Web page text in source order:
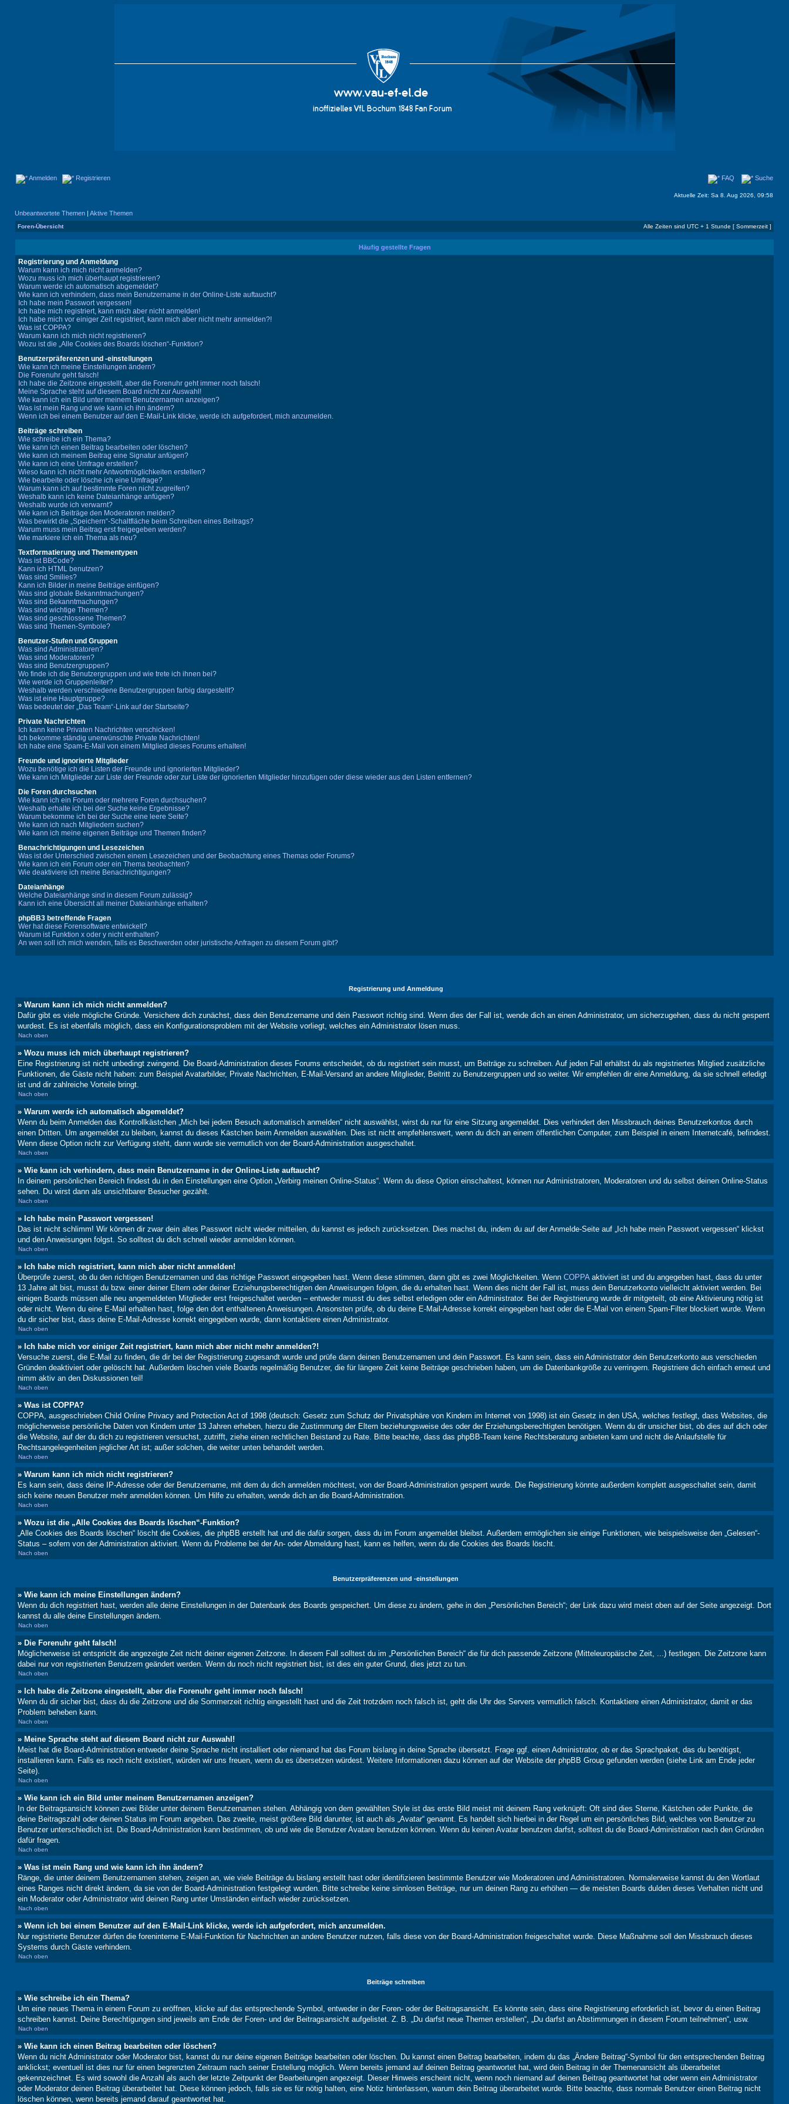
Anmelden Registrieren FAQ Suche
Aktuelle Zeit: Sa 8. Aug 2026, 09:58
Unbeantwortete Themen | Aktive Themen
Foren-Übersicht Alle Zeiten sind UTC + 1 Stunde [ Sommerzeit ]
Häufig gestellte Fragen
Registrierung und Anmeldung
Warum kann ich mich nicht anmelden?
Wozu muss ich mich überhaupt registrieren?
Warum werde ich automatisch abgemeldet?
Wie kann ich verhindern, dass mein Benutzername in der Online-Liste auftaucht?
Ich habe mein Passwort vergessen!
Ich habe mich registriert, kann mich aber nicht anmelden!
Ich habe mich vor einiger Zeit registriert, kann mich aber nicht mehr anmelden?!
Was ist COPPA?
Warum kann ich mich nicht registrieren?
Wozu ist die „Alle Cookies des Boards löschen“-Funktion?
Benutzerpräferenzen und -einstellungen
Wie kann ich meine Einstellungen ändern?
Die Forenuhr geht falsch!
Ich habe die Zeitzone eingestellt, aber die Forenuhr geht immer noch falsch!
Meine Sprache steht auf diesem Board nicht zur Auswahl!
Wie kann ich ein Bild unter meinem Benutzernamen anzeigen?
Was ist mein Rang und wie kann ich ihn ändern?
Wenn ich bei einem Benutzer auf den E-Mail-Link klicke, werde ich aufgefordert, mich anzumelden.
Beiträge schreiben
Wie schreibe ich ein Thema?
Wie kann ich einen Beitrag bearbeiten oder löschen?
Wie kann ich meinem Beitrag eine Signatur anfügen?
Wie kann ich eine Umfrage erstellen?
Wieso kann ich nicht mehr Antwortmöglichkeiten erstellen?
Wie bearbeite oder lösche ich eine Umfrage?
Warum kann ich auf bestimmte Foren nicht zugreifen?
Weshalb kann ich keine Dateianhänge anfügen?
Weshalb wurde ich verwarnt?
Wie kann ich Beiträge den Moderatoren melden?
Was bewirkt die „Speichern“-Schaltfläche beim Schreiben eines Beitrags?
Warum muss mein Beitrag erst freigegeben werden?
Wie markiere ich ein Thema als neu?
Textformatierung und Thementypen
Was ist BBCode?
Kann ich HTML benutzen?
Was sind Smilies?
Kann ich Bilder in meine Beiträge einfügen?
Was sind globale Bekanntmachungen?
Was sind Bekanntmachungen?
Was sind wichtige Themen?
Was sind geschlossene Themen?
Was sind Themen-Symbole?
Benutzer-Stufen und Gruppen
Was sind Administratoren?
Was sind Moderatoren?
Was sind Benutzergruppen?
Wo finde ich die Benutzergruppen und wie trete ich ihnen bei?
Wie werde ich Gruppenleiter?
Weshalb werden verschiedene Benutzergruppen farbig dargestellt?
Was ist eine Hauptgruppe?
Was bedeutet der „Das Team“-Link auf der Startseite?
Private Nachrichten
Ich kann keine Privaten Nachrichten verschicken!
Ich bekomme ständig unerwünschte Private Nachrichten!
Ich habe eine Spam-E-Mail von einem Mitglied dieses Forums erhalten!
Freunde und ignorierte Mitglieder
Wozu benötige ich die Listen der Freunde und ignorierten Mitglieder?
Wie kann ich Mitglieder zur Liste der Freunde oder zur Liste der ignorierten Mitglieder hinzufügen oder diese wieder aus den Listen entfernen?
Die Foren durchsuchen
Wie kann ich ein Forum oder mehrere Foren durchsuchen?
Weshalb erhalte ich bei der Suche keine Ergebnisse?
Warum bekomme ich bei der Suche eine leere Seite?
Wie kann ich nach Mitgliedern suchen?
Wie kann ich meine eigenen Beiträge und Themen finden?
Benachrichtigungen und Lesezeichen
Was ist der Unterschied zwischen einem Lesezeichen und der Beobachtung eines Themas oder Forums?
Wie kann ich ein Forum oder ein Thema beobachten?
Wie deaktiviere ich meine Benachrichtigungen?
Dateianhänge
Welche Dateianhänge sind in diesem Forum zulässig?
Kann ich eine Übersicht all meiner Dateianhänge erhalten?
phpBB3 betreffende Fragen
Wer hat diese Forensoftware entwickelt?
Warum ist Funktion x oder y nicht enthalten?
An wen soll ich mich wenden, falls es Beschwerden oder juristische Anfragen zu diesem Forum gibt?
Registrierung und Anmeldung
» Warum kann ich mich nicht anmelden?
Dafür gibt es viele mögliche Gründe. Versichere dich zunächst, dass dein Benutzername und dein Passwort richtig sind. Wenn dies der Fall ist, wende dich an einen Administrator, um sicherzugehen, dass du nicht gesperrt
wurdest. Es ist ebenfalls möglich, dass ein Konfigurationsproblem mit der Website vorliegt, welches ein Administrator lösen muss.
Nach oben
» Wozu muss ich mich überhaupt registrieren?
Eine Registrierung ist nicht unbedingt zwingend. Die Board-Administration dieses Forums entscheidet, ob du registriert sein musst, um Beiträge zu schreiben. Auf jeden Fall erhältst du als registriertes Mitglied zusätzliche
Funktionen, die Gäste nicht haben: zum Beispiel Avatarbilder, Private Nachrichten, E-Mail-Versand an andere Mitglieder, Beitritt zu Benutzergruppen und so weiter. Wir empfehlen dir eine Anmeldung, da sie schnell erledigt
ist und dir zahlreiche Vorteile bringt.
Nach oben
» Warum werde ich automatisch abgemeldet?
Wenn du beim Anmelden das Kontrollkästchen „Mich bei jedem Besuch automatisch anmelden“ nicht auswählst, wirst du nur für eine Sitzung angemeldet. Dies verhindert den Missbrauch deines Benutzerkontos durch
einen Dritten. Um angemeldet zu bleiben, kannst du dieses Kästchen beim Anmelden auswählen. Dies ist nicht empfehlenswert, wenn du dich an einem öffentlichen Computer, zum Beispiel in einem Internetcafé, befindest.
Wenn diese Option nicht zur Verfügung steht, dann wurde sie vermutlich von der Board-Administration ausgeschaltet.
Nach oben
» Wie kann ich verhindern, dass mein Benutzername in der Online-Liste auftaucht?
In deinem persönlichen Bereich findest du in den Einstellungen eine Option „Verbirg meinen Online-Status“. Wenn du diese Option einschaltest, können nur Administratoren, Moderatoren und du selbst deinen Online-Status
sehen. Du wirst dann als unsichtbarer Besucher gezählt.
Nach oben
» Ich habe mein Passwort vergessen!
Das ist nicht schlimm! Wir können dir zwar dein altes Passwort nicht wieder mitteilen, du kannst es jedoch zurücksetzen. Dies machst du, indem du auf der Anmelde-Seite auf „Ich habe mein Passwort vergessen“ klickst
und den Anweisungen folgst. So solltest du dich schnell wieder anmelden können.
Nach oben
» Ich habe mich registriert, kann mich aber nicht anmelden!
Überprüfe zuerst, ob du den richtigen Benutzernamen und das richtige Passwort eingegeben hast. Wenn diese stimmen, dann gibt es zwei Möglichkeiten. Wenn COPPAaktiviert ist und du angegeben hast, dass du unter
13 Jahre alt bist, musst du bzw. einer deiner Eltern oder deiner Erziehungsberechtigten den Anweisungen folgen, die du erhalten hast. Wenn dies nicht der Fall ist, muss dein Benutzerkonto vielleicht aktiviert werden. Bei
einigen Boards müssen alle neu angemeldeten Mitglieder erst freigeschaltet werden – entweder musst du dies selbst erledigen oder ein Administrator. Bei der Registrierung wurde dir mitgeteilt, ob eine Aktivierung nötig ist
oder nicht. Wenn du eine E-Mail erhalten hast, folge den dort enthaltenen Anweisungen. Ansonsten prüfe, ob du deine E-Mail-Adresse korrekt eingegeben hast oder die E-Mail von einem Spam-Filter blockiert wurde. Wenn
du dir sicher bist, dass deine E-Mail-Adresse korrekt eingegeben wurde, dann kontaktiere einen Administrator.
Nach oben
» Ich habe mich vor einiger Zeit registriert, kann mich aber nicht mehr anmelden?!
Versuche zuerst, die E-Mail zu finden, die dir bei der Registrierung zugesandt wurde und prüfe dann deinen Benutzernamen und dein Passwort. Es kann sein, dass ein Administrator dein Benutzerkonto aus verschieden
Gründen deaktiviert oder gelöscht hat. Außerdem löschen viele Boards regelmäßig Benutzer, die für längere Zeit keine Beiträge geschrieben haben, um die Datenbankgröße zu verringern. Registriere dich einfach erneut und
nimm aktiv an den Diskussionen teil!
Nach oben
» Was ist COPPA?
COPPA, ausgeschrieben Child Online Privacy and Protection Act of 1998 (deutsch: Gesetz zum Schutz der Privatsphäre von Kindern im Internet von 1998) ist ein Gesetz in den USA, welches festlegt, dass Websites, die
möglicherweise persönliche Daten von Kindern unter 13 Jahren erheben, hierzu die Zustimmung der Eltern beziehungsweise des oder der Erziehungsberechtigten benötigen. Wenn du dir unsicher bist, ob dies auf dich oder
die Website, auf der du dich zu registrieren versuchst, zutrifft, ziehe einen rechtlichen Beistand zu Rate. Bitte beachte, dass das phpBB-Team keine Rechtsberatung anbieten kann und nicht die Anlaufstelle für
Rechtsangelegenheiten jeglicher Art ist; außer solchen, die weiter unten behandelt werden.
Nach oben
» Warum kann ich mich nicht registrieren?
Es kann sein, dass deine IP-Adresse oder der Benutzername, mit dem du dich anmelden möchtest, von der Board-Administration gesperrt wurde. Die Registrierung könnte außerdem komplett ausgeschaltet sein, damit
sich keine neuen Benutzer mehr anmelden können. Um Hilfe zu erhalten, wende dich an die Board-Administration.
Nach oben
» Wozu ist die „Alle Cookies des Boards löschen“-Funktion?
„Alle Cookies des Boards löschen“ löscht die Cookies, die phpBB erstellt hat und die dafür sorgen, dass du im Forum angemeldet bleibst. Außerdem ermöglichen sie einige Funktionen, wie beispielsweise den „Gelesen“-
Status – sofern von der Administration aktiviert. Wenn du Probleme bei der An- oder Abmeldung hast, kann es helfen, wenn du die Cookies des Boards löscht.
Nach oben
Benutzerpräferenzen und -einstellungen
» Wie kann ich meine Einstellungen ändern?
Wenn du dich registriert hast, werden alle deine Einstellungen in der Datenbank des Boards gespeichert. Um diese zu ändern, gehe in den „Persönlichen Bereich“; der Link dazu wird meist oben auf der Seite angezeigt. Dort
kannst du alle deine Einstellungen ändern.
Nach oben
» Die Forenuhr geht falsch!
Möglicherweise ist entspricht die angezeigte Zeit nicht deiner eigenen Zeitzone. In diesem Fall solltest du im „Persönlichen Bereich“ die für dich passende Zeitzone (Mitteleuropäische Zeit, ...) festlegen. Die Zeitzone kann
dabei nur von registrierten Benutzern geändert werden. Wenn du noch nicht registriert bist, ist dies ein guter Grund, dies jetzt zu tun.
Nach oben
» Ich habe die Zeitzone eingestellt, aber die Forenuhr geht immer noch falsch!
Wenn du dir sicher bist, dass du die Zeitzone und die Sommerzeit richtig eingestellt hast und die Zeit trotzdem noch falsch ist, geht die Uhr des Servers vermutlich falsch. Kontaktiere einen Administrator, damit er das
Problem beheben kann.
Nach oben
» Meine Sprache steht auf diesem Board nicht zur Auswahl!
Meist hat die Board-Administration entweder deine Sprache nicht installiert oder niemand hat das Forum bislang in deine Sprache übersetzt. Frage ggf. einen Administrator, ob er das Sprachpaket, das du benötigst,
installieren kann. Falls es noch nicht existiert, würden wir uns freuen, wenn du es übersetzen würdest. Weitere Informationen dazu können auf der Website der phpBB Group gefunden werden (siehe Link am Ende jeder
Seite).
Nach oben
» Wie kann ich ein Bild unter meinem Benutzernamen anzeigen?
In der Beitragsansicht können zwei Bilder unter deinem Benutzernamen stehen. Abhängig von dem gewählten Style ist das erste Bild meist mit deinem Rang verknüpft: Oft sind dies Sterne, Kästchen oder Punkte, die
deine Beitragszahl oder deinen Status im Forum angeben. Das zweite, meist größere Bild darunter, ist auch als „Avatar“ genannt. Es handelt sich hierbei in der Regel um ein persönliches Bild, welches von Benutzer zu
Benutzer unterschiedlich ist. Die Board-Administration kann bestimmen, ob und wie die Benutzer Avatare benutzen können. Wenn du keinen Avatar benutzen darfst, solltest du die Board-Administration nach den Gründen
dafür fragen.
Nach oben
» Was ist mein Rang und wie kann ich ihn ändern?
Ränge, die unter deinem Benutzernamen stehen, zeigen an, wie viele Beiträge du bislang erstellt hast oder identifizieren bestimmte Benutzer wie Moderatoren und Administratoren. Normalerweise kannst du den Wortlaut
eines Ranges nicht direkt ändern, da sie von der Board-Administration festgelegt wurden. Bitte schreibe keine sinnlosen Beiträge, nur um deinen Rang zu erhöhen — die meisten Boards dulden dieses Verhalten nicht und
ein Moderator oder Administrator wird deinen Rang unter Umständen einfach wieder zurücksetzen.
Nach oben
» Wenn ich bei einem Benutzer auf den E-Mail-Link klicke, werde ich aufgefordert, mich anzumelden.
Nur registrierte Benutzer dürfen die foreninterne E-Mail-Funktion für Nachrichten an andere Benutzer nutzen, falls diese von der Board-Administration freigeschaltet wurde. Diese Maßnahme soll den Missbrauch dieses
Systems durch Gäste verhindern.
Nach oben
Beiträge schreiben
» Wie schreibe ich ein Thema?
Um eine neues Thema in einem Forum zu eröffnen, klicke auf das entsprechende Symbol, entweder in der Foren- oder der Beitragsansicht. Es könnte sein, dass eine Registrierung erforderlich ist, bevor du einen Beitrag
schreiben kannst. Deine Berechtigungen sind jeweils am Ende der Foren- und der Beitragsansicht aufgelistet. Z. B. „Du darfst neue Themen erstellen“, „Du darfst an Abstimmungen in diesem Forum teilnehmen“, usw.
Nach oben
» Wie kann ich einen Beitrag bearbeiten oder löschen?
Wenn du nicht Administrator oder Moderator bist, kannst du nur deine eigenen Beiträge bearbeiten oder löschen. Du kannst einen Beitrag bearbeiten, indem du das „Ändere Beitrag“-Symbol für den entsprechenden Beitrag
anklickst; eventuell ist dies nur für einen begrenzten Zeitraum nach seiner Erstellung möglich. Wenn bereits jemand auf deinen Beitrag geantwortet hat, wird dein Beitrag in der Themenansicht als überarbeitet
gekennzeichnet. Es wird sowohl die Anzahl als auch der letzte Zeitpunkt der Bearbeitungen angezeigt. Dieser Hinweis erscheint nicht, wenn noch niemand auf deinen Beitrag geantwortet hat oder wenn ein Administrator
oder Moderator deinen Beitrag überarbeitet hat. Diese können jedoch, falls sie es für nötig halten, eine Notiz hinterlassen, warum dein Beitrag überarbeitet wurde. Bitte beachte, dass normale Benutzer einen Beitrag nicht
löschen können, wenn bereits jemand darauf geantwortet hat.